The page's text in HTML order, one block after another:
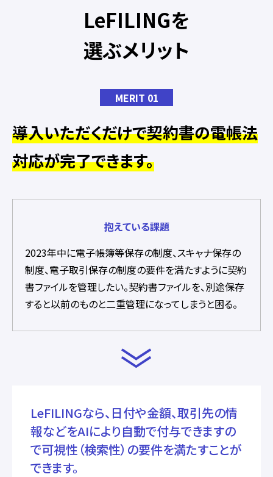
LeFILINGを
選ぶメリット
MERIT 01
導入いただくだけで契約書の電帳法
対応が完了できます。
抱えている課題
2023年中に電子帳簿等保存の制度、スキャナ保存の
制度、電子取引保存の制度の要件を満たすように契約
書ファイルを管理したい。契約書ファイルを、別途保存
すると以前のものと二重管理になってしまうと困る。
LeFILINGなら、日付や金額、取引先の情
報などをAIにより自動で付与できますの
で可視性（検索性）の要件を満たすことが
できます。